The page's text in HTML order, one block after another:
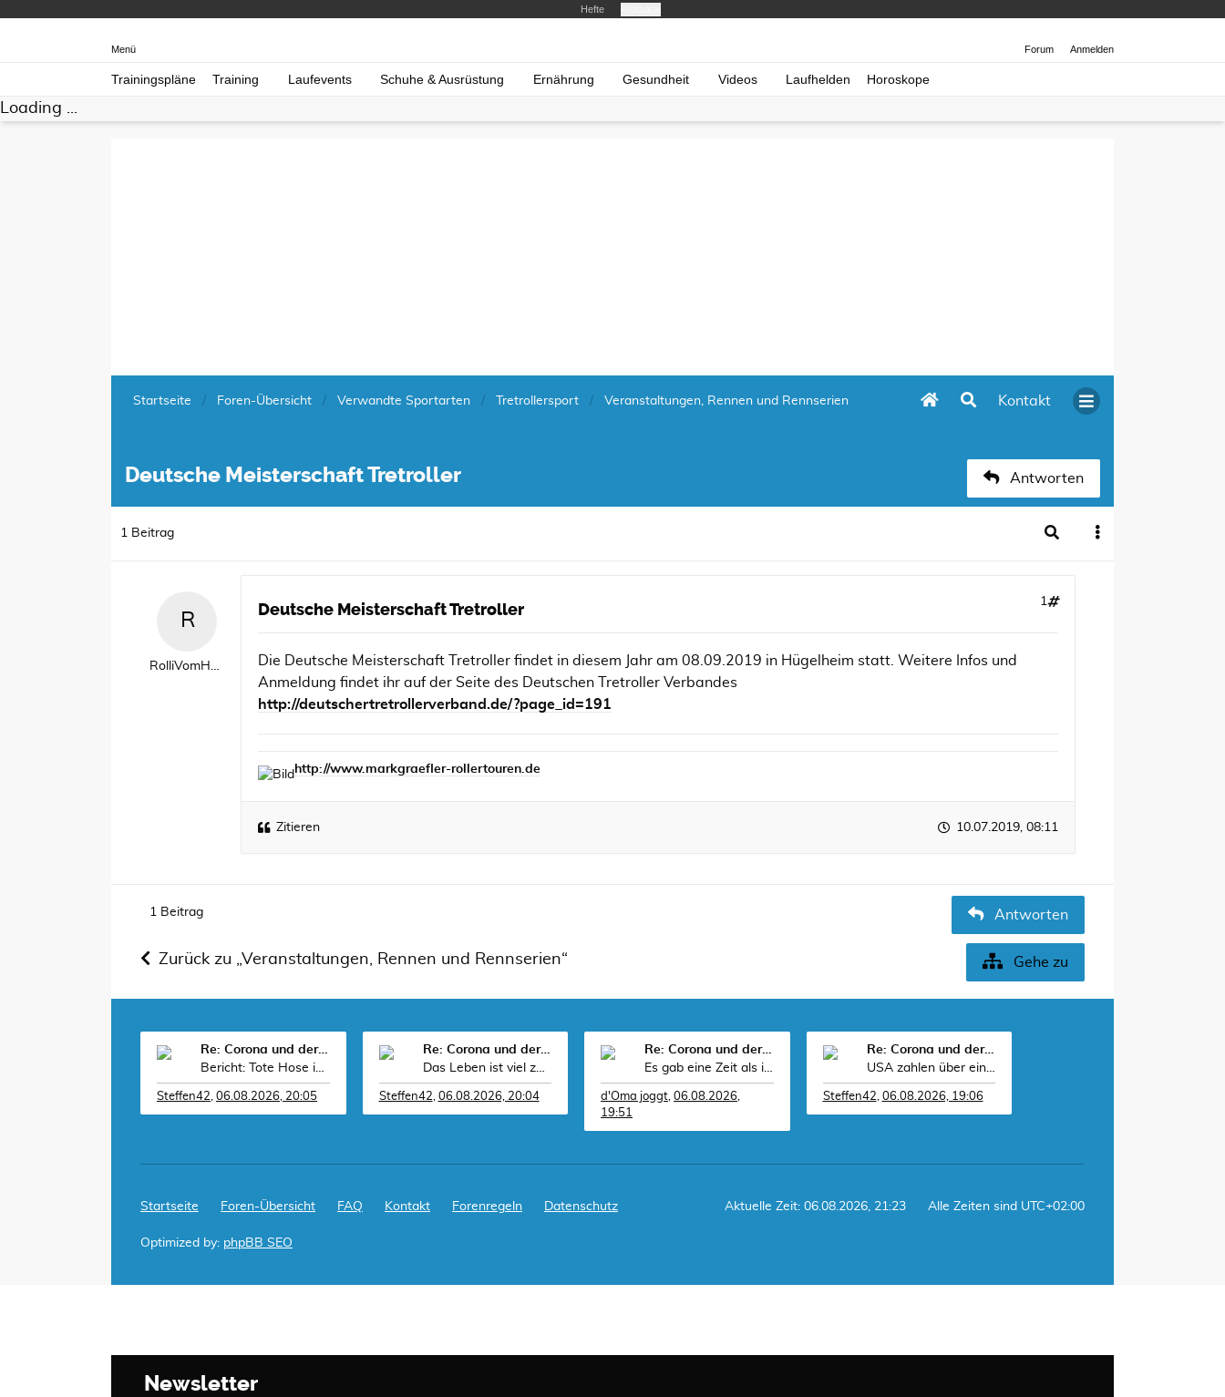
Hefte
Forum Anmelden
Menü
Trainingspläne Training Laufevents Schuhe & Ausrüstung Ernährung Gesundheit Videos Laufhelden Horoskope
Loading ...
Kontakt
Startseite Foren-Übersicht Verwandte Sportarten Tretrollersport Veranstaltungen, Rennen und Rennserien
Deutsche Meisterschaft Tretroller Antworten
1 Beitrag
RolliVomHoellberg
Deutsche Meisterschaft Tretroller 1
Die Deutsche Meisterschaft Tretroller findet in diesem Jahr am 08.09.2019 in Hügelheim statt. Weitere Infos und
Anmeldung findet ihr auf der Seite des Deutschen Tretroller Verbandes
http://deutschertretrollerverband.de/?page_id=191
http://www.markgraefler-rollertouren.de
Zitieren 10.07.2019, 08:11
1 Beitrag Antworten
Zurück zu „Veranstaltungen, Rennen und Rennserien“ Gehe zu
Re: Corona und der Sport
Bericht: Tote Hose in der Grokipedia: „Das US-M
Steffen42, 06.08.2026, 20:05
Re: Corona und der Sport
Das Leben ist viel zu kurz um es mit Idioten zu
Steffen42, 06.08.2026, 20:04
Re: Corona und der Sport
Es gab eine Zeit als ich in einer kirchlichen Gr
d'Oma joggt, 06.08.2026,
19:51
Re: Corona und der Sport
USA zahlen über eine Milliarde Dollar, damit RWE k
Steffen42, 06.08.2026, 19:06
Startseite Foren-Übersicht FAQ Kontakt Forenregeln Datenschutz Alle Zeiten sind UTC+02:00
Aktuelle Zeit: 06.08.2026, 21:23
Optimized by: phpBB SEO
Newsletter